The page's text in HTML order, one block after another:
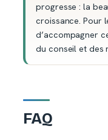
progresse : la
croissance. Pour
d’accompagner
du conseil et des
FAQ